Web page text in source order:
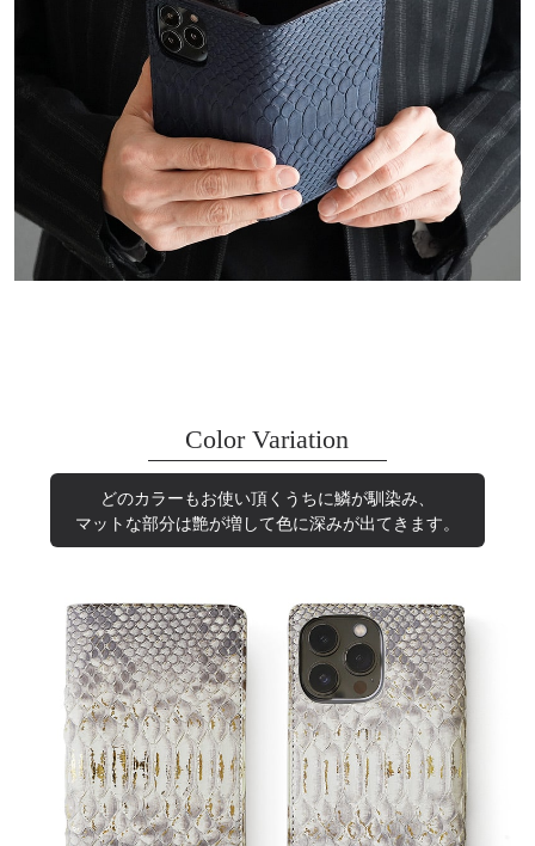
Color Variation
どのカラーもお使い頂くうちに鱗が馴染み、
マットな部分は艶が増して色に深みが出てきます。